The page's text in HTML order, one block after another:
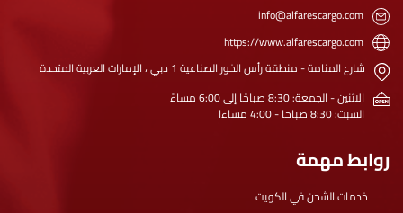
info@alfarescargo.com
https://www.alfarescargo.com
شارع المنامة - منطقة رأس الخور الصناعية 1 دبي ، الإمارات العربية المتحدة
الاثنين - الجمعة: 8:30 صباحًا إلى 6:00 مساءً
السبت: 8:30 صباحا - 4:00 مساءا
روابط مهمة
خدمات الشحن في الكويت